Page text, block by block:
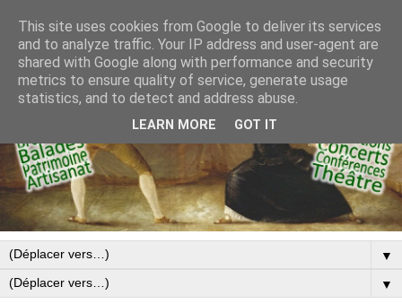
▼
▼
This site uses cookies from Google to deliver its services
and to analyze traffic. Your IP address and user-agent are
shared with Google along with performance and security
metrics to ensure quality of service, generate usage
statistics, and to detect and address abuse.
LEARN MORE GOT IT